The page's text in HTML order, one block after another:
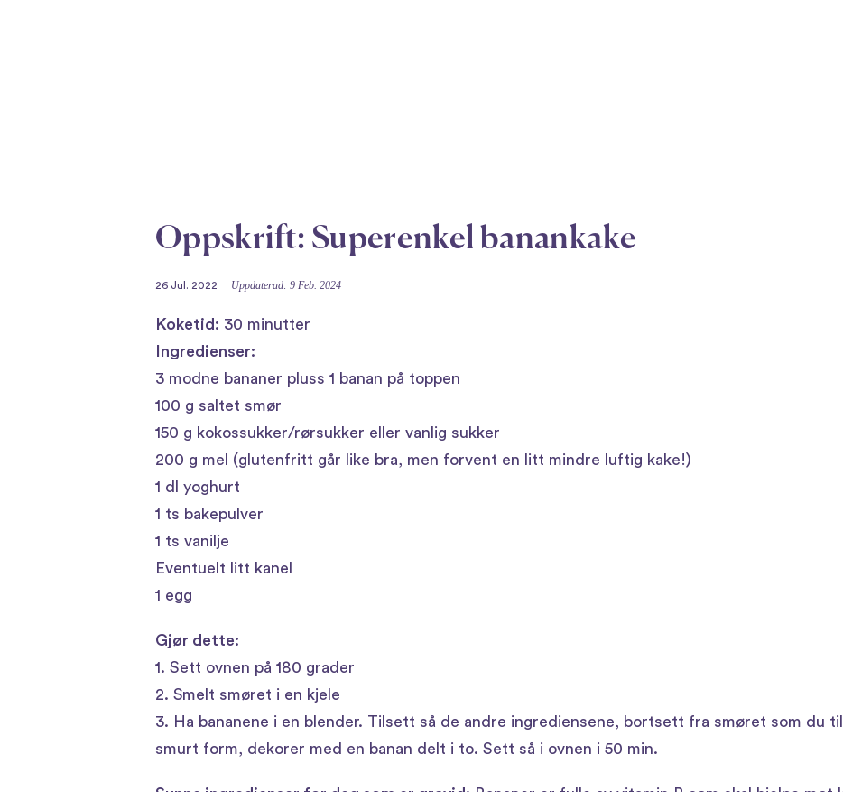
Oppskrift: Superenkel banankake
26 Jul. 2022 Uppdaterad: 9 Feb. 2024
Koketid: 30 minutter
Ingredienser:
3 modne bananer pluss 1 banan på toppen
100 g saltet smør
150 g kokossukker/rørsukker eller vanlig sukker
200 g mel (glutenfritt går like bra, men forvent en litt mindre luftig kake!)
1 dl yoghurt
1 ts bakepulver
1 ts vanilje
Eventuelt litt kanel
1 egg
Gjør dette:
1. Sett ovnen på 180 grader
2. Smelt smøret i en kjele
3. Ha bananene i en blender. Tilsett så de andre ingrediensene, bortsett fra smøret som du
smurt form, dekorer med en banan delt i to. Sett så i ovnen i 50 min.